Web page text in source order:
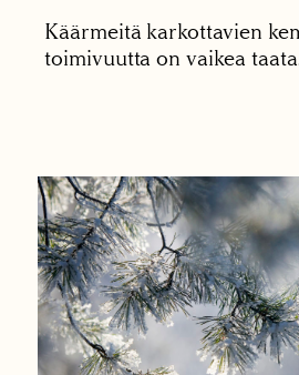
Käärmeitä karkottavien
toimivuutta on vaikea